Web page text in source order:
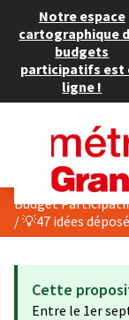
Notre espace
cartographique
budgets
participatifs est
ligne !
/💡47 idées
Cette
Entre le 1er